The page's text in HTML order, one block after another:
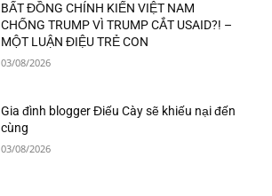
BẤT ĐỒNG CHÍNH KIẾN VIỆT NAM
CHỐNG TRUMP VÌ TRUMP CẮT USAID?! –
MỘT LUẬN ĐIỆU TRẺ CON
03/08/2026
Gia đình blogger Điếu Cày sẽ khiếu nại đến
cùng
03/08/2026